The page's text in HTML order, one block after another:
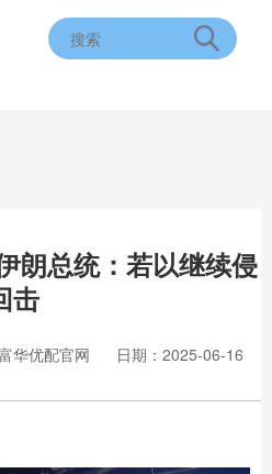
朗总统：若以继续侵
击
华优配官网
日期：2025-06-16